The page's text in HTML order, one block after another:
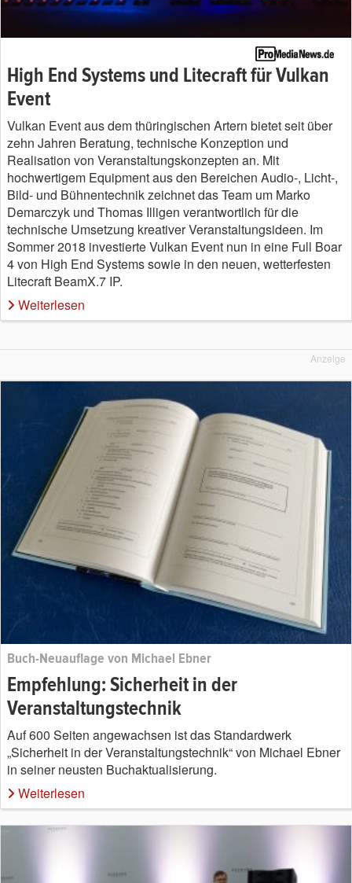
High End Systems und Litecraft für Vulkan
Event
Vulkan Event aus dem thüringischen Artern bietet seit über
zehn Jahren Beratung, technische Konzeption und
Realisation von Veranstaltungskonzepten an. Mit
hochwertigem Equipment aus den Bereichen Audio-, Licht-,
Bild- und Bühnentechnik zeichnet das Team um Marko
Demarczyk und Thomas Illigen verantwortlich für die
technische Umsetzung kreativer Veranstaltungsideen. Im
Sommer 2018 investierte Vulkan Event nun in eine Full Boar
4 von High End Systems sowie in den neuen, wetterfesten
Litecraft BeamX.7 IP.
Weiterlesen
Anzeige
Buch-Neuauflage von Michael Ebner
Empfehlung: Sicherheit in der
Veranstaltungstechnik
Auf 600 Seiten angewachsen ist das Standardwerk
„Sicherheit in der Veranstaltungstechnik“ von Michael Ebner
in seiner neusten Buchaktualisierung.
Weiterlesen